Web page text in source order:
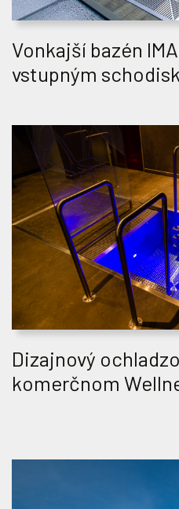
Vonkajší bazén
vstupným
Dizajnový
komerčnom